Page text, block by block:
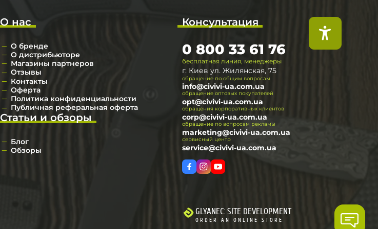
О нас
О бренде
О дистрибьюторе
Магазины партнеров
Отзывы
Контакты
Оферта
Политика конфиденциальности
Публичная реферальная оферта
Статьи и обзоры
Блог
Обзоры
Консультация
бесплатная линия, менеджеры
0 800 33 61 76
г. Киев ул. Жилянская, 75
обращение по общим вопросам
info@civivi-ua.com.ua
обращение оптовых покупателей
opt@civivi-ua.com.ua
обращения корпоративных клиентов
corp@civivi-ua.com.ua
обращение по вопросам рекламы
marketing@civivi-ua.com.ua
сервисный центр
service@civivi-ua.com.ua
GLYANEC: SITE DEVELOPMENT
ORDER AN ONLINE STORE